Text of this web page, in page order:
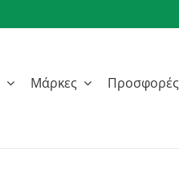
Μάρκες Προσφορές